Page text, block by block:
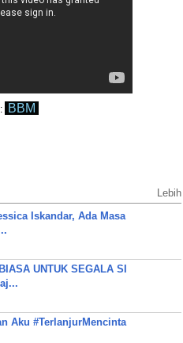
BBM
Lebih
Iskandar, Ada Masa
UNTUK SEGALA SI
Aku #TerlanjurMencinta